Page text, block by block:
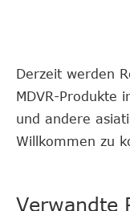
Derzeit werden
MDVR-Produkte
und andere
Willkommen zu
Verwandte